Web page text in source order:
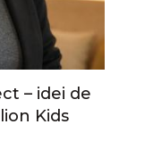
– idei de
Kids